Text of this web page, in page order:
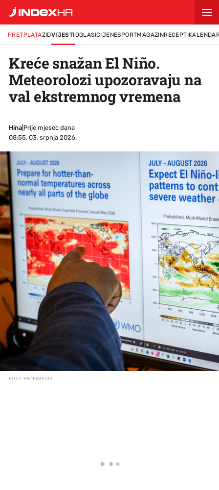
PRETPLATAZIDVIJESTIOGLASICIJENESPORTMAGAZINRECEPTI
Kreće snažan El Niño.
Meteorolozi upozoravaju na
val ekstremnog vremena
Hina
Prije mjesec dana
08:55, 03. srpnja 2026.
FOTO: PROFIMEDIA